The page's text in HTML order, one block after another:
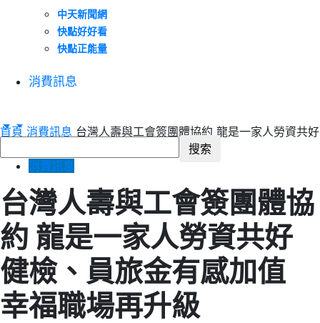
中天新聞網
快點好好看
快點正能量
消費訊息
首頁 消費訊息 台灣人壽與工會簽團體協約 龍是一家人勞資共好
健檢、員旅金有感加值 幸福職場再升級
消費訊息
台灣人壽與工會簽團體協
約 龍是一家人勞資共好
健檢、員旅金有感加值
幸福職場再升級